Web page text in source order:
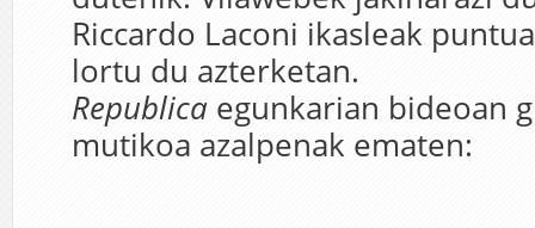
Riccardo Laconi ikasleak
lortu du azterketan.
Republica egunkarian bideoan
mutikoa azalpenak ematen: